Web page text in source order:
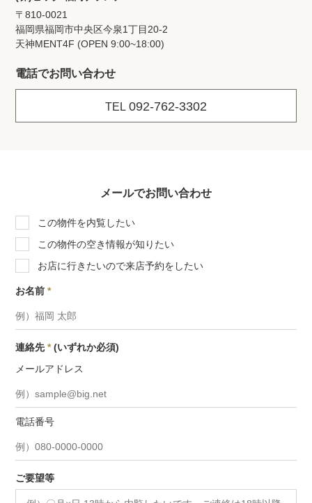
〒810-0021
福岡県福岡市中央区今泉1丁目20‐2
天神MENT4F (OPEN 9:00~18:00)
電話でお問い合わせ
TEL 092-762-3302
メールでお問い合わせ
この物件を内覧したい
この物件の空き情報が知りたい
お店に行きたいので来店予約をしたい
お名前*
連絡先* (いずれか必須)
メールアドレス
電話番号
ご要望等